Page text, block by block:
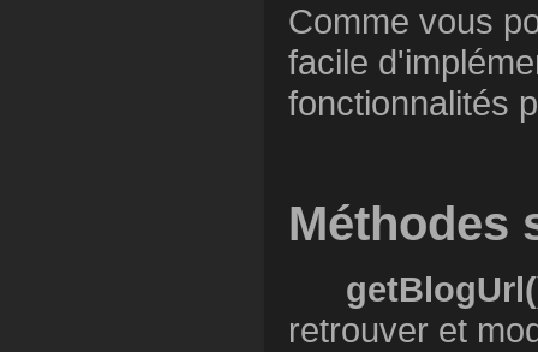
Comme vous
facile
fonctionnalités
Méthodes
retrouver et